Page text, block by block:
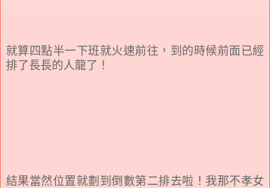
就算四點半一下班就火速前往，到的時候前面已經
排了長長的人龍了！
結果當然位置就劃到倒數第二排去啦！我那不孝女